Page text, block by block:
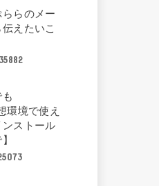
らのメー
えたいこ
35882
環境で使え
ンストール